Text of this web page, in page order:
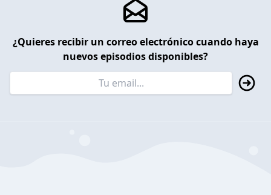
¿Quieres recibir un correo electrónico cuando haya
nuevos episodios disponibles?